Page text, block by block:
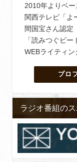
2010年よりベ
関西テレビ「よ
間国宝さん認定
「読みつぐビ
WEBライティン
プロ
ラジオ番組の